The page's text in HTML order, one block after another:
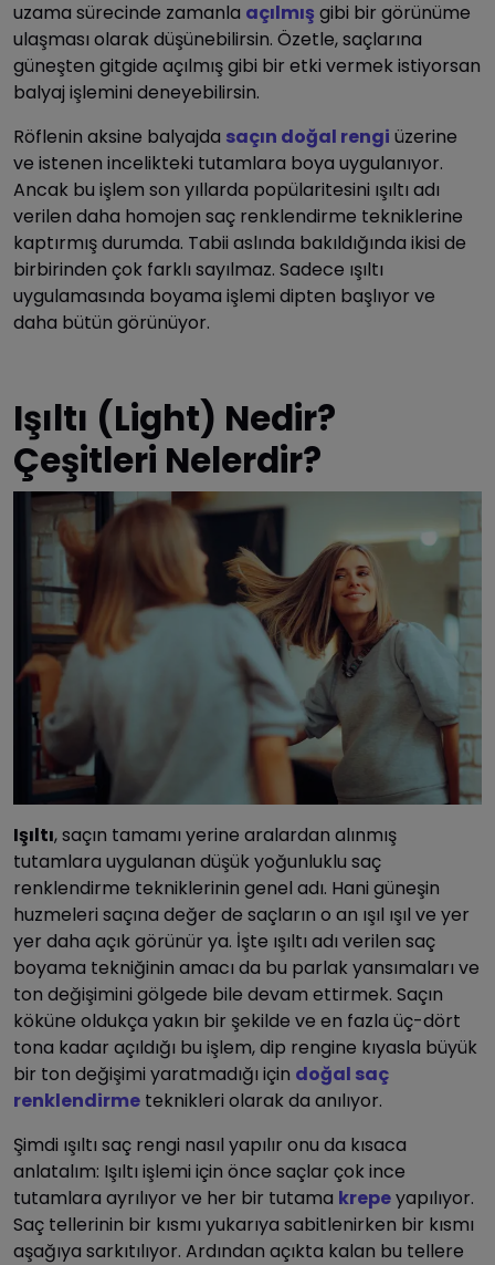
uzama sürecinde zamanla açılmış gibi bir görünüme
ulaşması olarak düşünebilirsin. Özetle, saçlarına
güneşten gitgide açılmış gibi bir etki vermek istiyorsan
balyaj işlemini deneyebilirsin.
Röflenin aksine balyajda saçın doğal rengi üzerine
ve istenen incelikteki tutamlara boya uygulanıyor.
Ancak bu işlem son yıllarda popülaritesini ışıltı adı
verilen daha homojen saç renklendirme tekniklerine
kaptırmış durumda. Tabii aslında bakıldığında ikisi de
birbirinden çok farklı sayılmaz. Sadece ışıltı
uygulamasında boyama işlemi dipten başlıyor ve
daha bütün görünüyor.
Işıltı (Light) Nedir?
Çeşitleri Nelerdir?
Işıltı, saçın tamamı yerine aralardan alınmış
tutamlara uygulanan düşük yoğunluklu saç
renklendirme tekniklerinin genel adı. Hani güneşin
huzmeleri saçına değer de saçların o an ışıl ışıl ve yer
yer daha açık görünür ya. İşte ışıltı adı verilen saç
boyama tekniğinin amacı da bu parlak yansımaları ve
ton değişimini gölgede bile devam ettirmek. Saçın
köküne oldukça yakın bir şekilde ve en fazla üç-dört
tona kadar açıldığı bu işlem, dip rengine kıyasla büyük
bir ton değişimi yaratmadığı için doğal saç
renklendirme teknikleri olarak da anılıyor.
Şimdi ışıltı saç rengi nasıl yapılır onu da kısaca
anlatalım: Işıltı işlemi için önce saçlar çok ince
tutamlara ayrılıyor ve her bir tutama krepeyapılıyor.
Saç tellerinin bir kısmı yukarıya sabitlenirken bir kısmı
aşağıya sarkıtılıyor. Ardından açıkta kalan bu tellere